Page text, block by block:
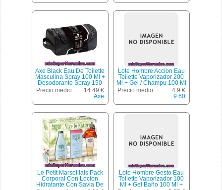
Axe Black Eau De Toilette
Masculina Spray 100 Ml +
Desodorante Spray 150
Ml + Neceser
Precio medio:
14.49 €
Axe
Lote Hombre Accion Eau
Toilette Vaporizador 200
Ml + Gel / Champu 100 Ml
+ Fijador 100 Ml +
Desodorante Spray 75 Ml
Precio medio:
4.9 €
9 60
Le Petit Marseillais Pack
Corporal Con Loción
Hidratante Con Savia De
Lote Hombre Gesto Eau
Toilette Vaporizador 100
Ml + Gel Baño 100 Ml +